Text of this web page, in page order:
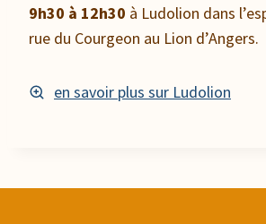
9h30 à 12h30 à Ludolion dans
rue du Courgeon au Lion d’Angers.
en savoir plus sur Ludolion